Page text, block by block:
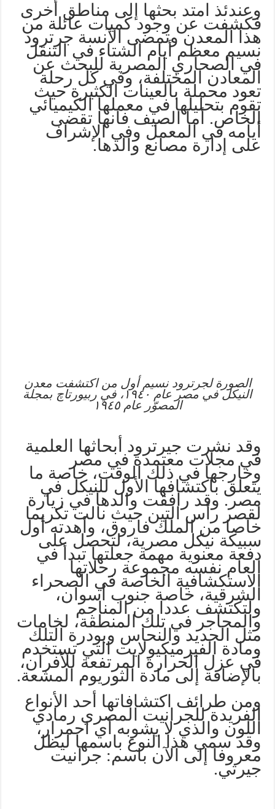
وعندئذ امتد بحثها إلى مناطق أخرى
فكشفت عن وجود كميات عائلة من
هذا المعدن وتمضى الآنسة جرترود
نسيم معظم أيام الشتاء في التنقل
في الصحاري المصرية للبحث عن
المعادن المختلفة، وفي كل رحلة
تعود محملة بالعينات الكثيرة حيث
تقوم بتحليلها في معملها الكيميائي
الخاص. أما الصيف فانها تقضى
أيامه في المعمل وفي الإشراف
على إدارة مصانع والدها.
الصورة لجرترود نسيم أول من اكتشفت معدن
النيكل في مصر عام ١٩٤٠، في ربيورتاچ بمجلة
المصوّر عام ١٩٤٥
وقد نشرت جيرترود أبحاثها العلمية
في مجلات معتمدة في مصر
وخارجها في ذلك الوقت، خاصة ما
يتعلق باكتشافها الأول للنيكل في
مصر. وقد رافقت والدها في زيارة
لقصر رأس التين حيث نالت تكريما
خاصا من الملك فاروق، وأهدته أول
سبيكة نيكل مصرية، لتحصل على
دفعة معنوية مهمة جعلتها تبدأ في
العام نفسه مجموعة رحلاتها
الاستكشافية الخاصة في الصحراء
الشرقية، خاصة جنوب أسوان،
ولتكتشف عددا من المناجم
والمحاجر في تلك المنطقة، لخامات
مثل الحديد والنحاس وبودرة التلك
ومادة الفيرميكيولايت التي تستخدم
في عزل الحرارة المرتفعة للأفران،
بالإضافة إلى مادة الثوريوم المشعة.
ومن طرائف اكتشافاتها أحد الأنواع
الفريدة للجرانيت المصري رمادي
اللون والذي لا يشوبه أي احمرار،
وقد سمي هذا النوع باسمها ليظل
معروفا إلى الآن باسم: جرانيت
جيرتي.